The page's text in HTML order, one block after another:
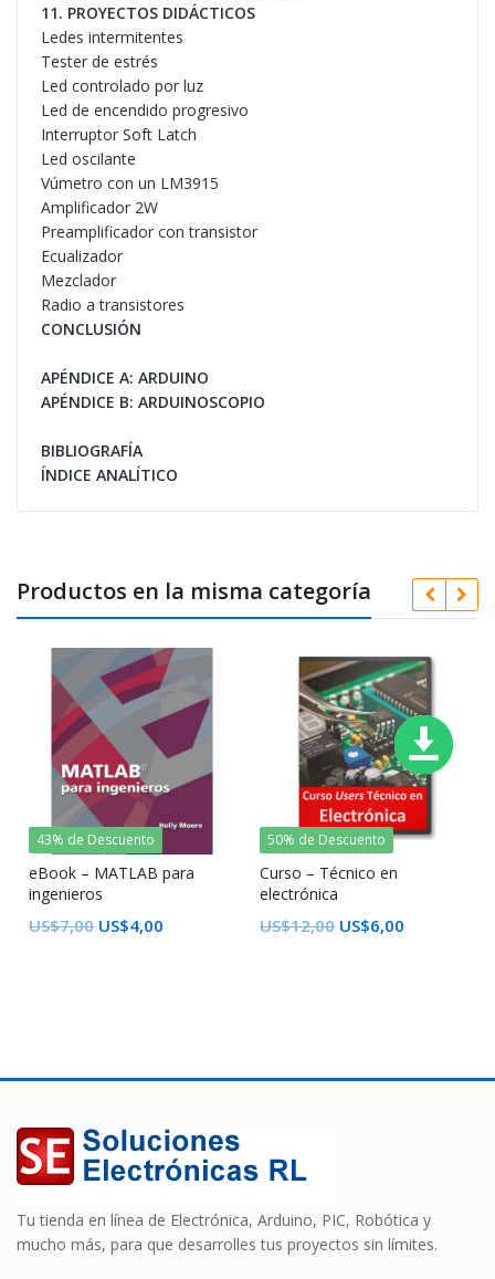
11. PROYECTOS DIDÁCTICOS
Ledes intermitentes
Tester de estrés
Led controlado por luz
Led de encendido progresivo
Interruptor Soft Latch
Led oscilante
Vúmetro con un LM3915
Amplificador 2W
Preamplificador con transistor
Ecualizador
Mezclador
Radio a transistores
CONCLUSIÓN
APÉNDICE A: ARDUINO
APÉNDICE B: ARDUINOSCOPIO
BIBLIOGRAFÍA
ÍNDICE ANALÍTICO
Productos en la misma categoría
43% de Descuento
eBook – MATLAB para
ingenieros
US$7,00 US$4,00
50% de Descuento
Curso – Técnico en
electrónica
US$12,00 US$6,00
Tu tienda en línea de Electrónica, Arduino, PIC, Robótica y
mucho más, para que desarrolles tus proyectos sin límites.